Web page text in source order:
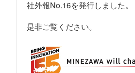
社外報No.16を発行しました。
是非ご覧ください。